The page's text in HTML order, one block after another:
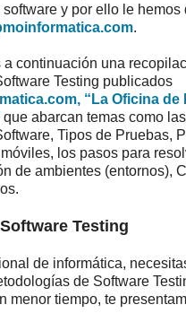
y por ello le hemos
.
a continuación una
Testing publicados
“La Oficina
que abarcan temas como
Tipos de Pruebas,
los pasos para
de ambientes (entornos),
Testing
de informática,
de Software
menor tiempo, te